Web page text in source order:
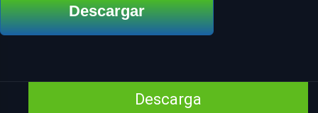
Descargar
Descarga